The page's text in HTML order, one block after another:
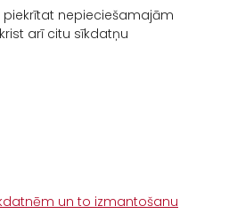
piekrītat nepieciešamajām
arī citu sīkdatņu
un to izmantošanu